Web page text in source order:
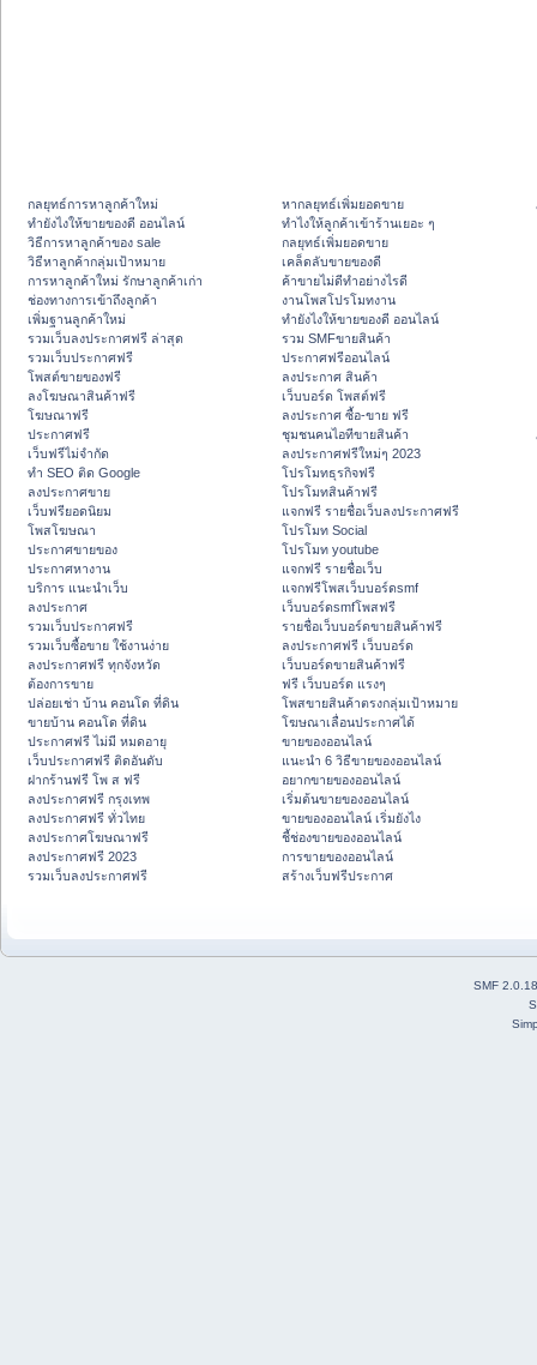
กลยุทธ์การหาลูกค้าใหม่
ทํายังไงให้ขายของดี ออนไลน์
วิธีการหาลูกค้าของ sale
วิธีหาลูกค้ากลุ่มเป้าหมาย
การหาลูกค้าใหม่ รักษาลูกค้าเก่า
ช่องทางการเข้าถึงลูกค้า
เพิ่มฐานลูกค้าใหม่
รวมเว็บลงประกาศฟรี ล่าสุด
รวมเว็บประกาศฟรี
โพสต์ขายของฟรี
ลงโฆษณาสินค้าฟรี
โฆษณาฟรี
ประกาศฟรี
เว็บฟรีไม่จำกัด
ทำ SEO ติด Google
ลงประกาศขาย
เว็บฟรียอดนิยม
โพสโฆษณา
ประกาศขายของ
ประกาศหางาน
บริการ แนะนำเว็บ
ลงประกาศ
รวมเว็บประกาศฟรี
รวมเว็บซื้อขาย ใช้งานง่าย
ลงประกาศฟรี ทุกจังหวัด
ต้องการขาย
ปล่อยเช่า บ้าน คอนโด ที่ดิน
ขายบ้าน คอนโด ที่ดิน
ประกาศฟรี ไม่มี หมดอายุ
เว็บประกาศฟรี ติดอันดับ
ฝากร้านฟรี โพ ส ฟรี
ลงประกาศฟรี กรุงเทพ
ลงประกาศฟรี ทั่วไทย
ลงประกาศโฆษณาฟรี
ลงประกาศฟรี 2023
รวมเว็บลงประกาศฟรี
หากลยุทธ์เพิ่มยอดขาย
ทําไงให้ลูกค้าเข้าร้านเยอะ ๆ
กลยุทธ์เพิ่มยอดขาย
เคล็ดลับขายของดี
ค้าขายไม่ดีทำอย่างไรดี
งานโพสโปรโมทงาน
ทํายังไงให้ขายของดี ออนไลน์
รวม SMFขายสินค้า
ประกาศฟรีออนไลน์
ลงประกาศ สินค้า
เว็บบอร์ด โพสต์ฟรี
ลงประกาศ ซื้อ-ขาย ฟรี
ชุมชนคนไอทีขายสินค้า
ลงประกาศฟรีใหม่ๆ 2023
โปรโมทธุรกิจฟรี
โปรโมทสินค้าฟรี
แจกฟรี รายชื่อเว็บลงประกาศฟรี
โปรโมท Social
โปรโมท youtube
แจกฟรี รายชื่อเว็บ
แจกฟรีโพสเว็บบอร์ดsmf
เว็บบอร์ดsmfโพสฟรี
รายชื่อเว็บบอร์ดขายสินค้าฟรี
ลงประกาศฟรี เว็บบอร์ด
เว็บบอร์ดขายสินค้าฟรี
ฟรี เว็บบอร์ด แรงๆ
โพสขายสินค้าตรงกลุ่มเป้าหมาย
โฆษณาเลื่อนประกาศได้
ขายของออนไลน์
แนะนำ 6 วิธีขายของออนไลน์
อยากขายของออนไลน์
เริ่มต้นขายของออนไลน์
ขายของออนไลน์ เริ่มยังไง
ชี้ช่องขายของออนไลน์
การขายของออนไลน์
สร้างเว็บฟรีประกาศ
SMF 2.0.18